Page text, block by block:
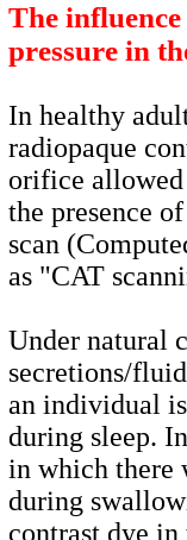
The
pressure in
In healthy
radiopaque
orifice allowed
the presence
scan
as "CAT
Under natural
secretions/
an individual
during sleep.
in which there
during
contrast dye in